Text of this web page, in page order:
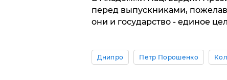
перед выпускниками,
они и государство - единое
Днипро Петр Порошенко